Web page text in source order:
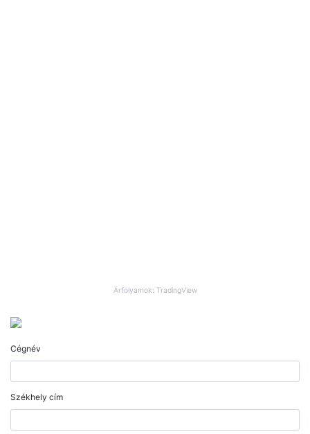
Árfolyamok: TradingView
Cégnév
Székhely cím